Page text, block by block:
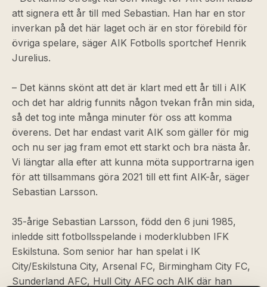
att signera ett år till med Sebastian. Han har en stor
inverkan på det här laget och är en stor förebild för
övriga spelare, säger AIK Fotbolls sportchef Henrik
Jurelius.
– Det känns skönt att det är klart med ett år till i AIK
och det har aldrig funnits någon tvekan från min sida,
så det tog inte många minuter för oss att komma
överens. Det har endast varit AIK som gäller för mig
och nu ser jag fram emot ett starkt och bra nästa år.
Vi längtar alla efter att kunna möta supportrarna igen
för att tillsammans göra 2021 till ett fint AIK-år, säger
Sebastian Larsson.
35-årige Sebastian Larsson, född den 6 juni 1985,
inledde sitt fotbollsspelande i moderklubben IFK
Eskilstuna. Som senior har han spelat i IK
City/Eskilstuna City, Arsenal FC, Birmingham City FC,
Sunderland AFC, Hull City AFC och AIK där han